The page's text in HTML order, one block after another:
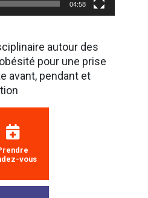
04:58
autour des
pour une prise
avant, pendant et
vous